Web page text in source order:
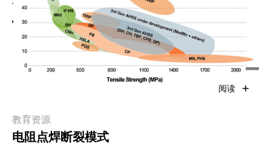
阅读
教育资源
电阻点焊断裂模式